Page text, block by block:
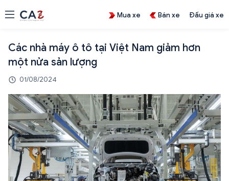
Mua xe Bán xe Đấu giá xe
Các nhà máy ô tô tại Việt Nam giảm hơn
một nửa sản lượng
01/08/2024